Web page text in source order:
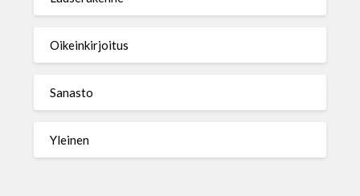
Oikeinkirjoitus
Sanasto
Yleinen